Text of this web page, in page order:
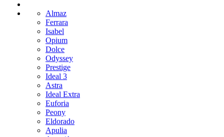
Almaz
Ferrara
Isabel
Opium
Dolce
Odyssey
Prestige
Ideal 3
Astra
Ideal Extra
Euforia
Peony
Eldorado
Apulia